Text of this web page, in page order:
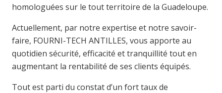
homologuées sur le tout territoire de la Guadeloupe.
Actuellement, par notre expertise et notre savoir-
faire, FOURNI-TECH ANTILLES, vous apporte au
quotidien sécurité, efficacité et tranquillité tout en
augmentant la rentabilité de ses clients équipés.
Tout est parti du constat d’un fort taux de